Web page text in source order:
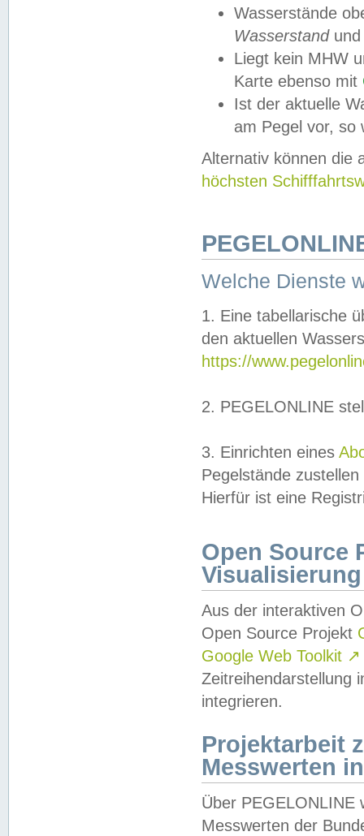
Wasserstände
Wasserstandund
Liegt kein MHW
Karte ebenso mit
Ist der aktuelle
am Pegel vor,
Alternativ können die
höchsten
Welche Dienste
1. Eine tabellarische
den aktuellen
https://
2. PEGELONLINE
3. Einrichten eines
Pegelstände
Hierfür ist eine
Open Source
Visualisierung
Aus der interaktiven
Open Source Projekt
Google Web Toolkit ↗
Zeitreihendarstellung
integrieren.
Projektarbeit
Messwerten
Über PEGELONLINE
Messwerten der